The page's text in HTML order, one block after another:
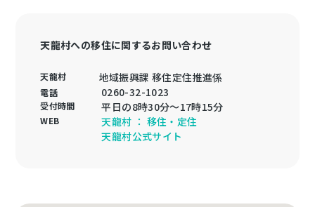
天龍村への移住に関するお問い合わせ
天龍村 地域振興課 移住定住推進係
電話 0260-32-1023
受付時間 平日の8時30分～17時15分
WEB
天龍村 ： 移住・定住
天龍村公式サイト